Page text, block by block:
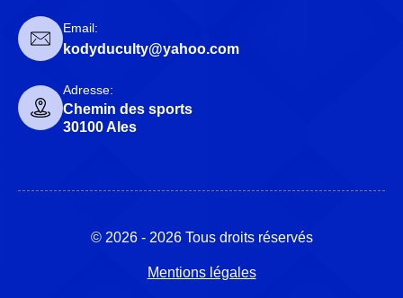
Email:
kodyduculty@yahoo.com
Adresse:
Chemin des sports
30100 Ales
© 2026 - 2026 Tous droits réservés
Mentions légales